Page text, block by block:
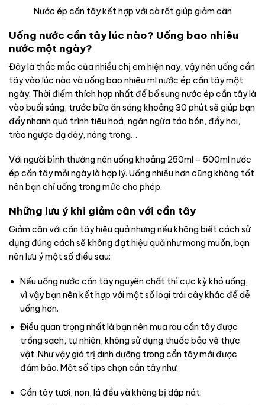
Nước ép cần tây kết hợp với cà rốt giúp giảm cân
Uống nước cần tây lúc nào? Uống bao nhiêu
nước một ngày?
Đây là thắc mắc của nhiều chị em hiện nay, vậy nên uống cần
tây vào lúc nào và uống bao nhiêu ml nước ép cần tây một
ngày. Thời điểm thích hợp nhất để bổ sung nước ép cần tây là
vào buổi sáng, trước bữa ăn sáng khoảng 30 phút sẽ giúp bạn
đẩy nhanh quá trình tiêu hoá, ngăn ngừa táo bón, đầy hơi,
trào ngược dạ dày, nóng trong…
Với người bình thường nên uống khoảng 250ml – 500ml nước
ép cần tây mỗi ngày là hợp lý. Uống nhiều hơn cũng không tốt
nên bạn chỉ uống trong mức cho phép.
Những lưu ý khi giảm cân với cần tây
Giảm cân với cần tây hiệu quả nhưng nếu không biết cách sử
dụng đúng cách sẽ không đạt hiệu quả như mong muốn, bạn
nên lưu ý một số điều sau:
Nếu uống nước cần tây nguyên chất thì cực kỳ khó uống,
vì vậy bạn nên kết hợp với một số loại trái cây khác để dễ
uống hơn.
Điều quan trọng nhất là bạn nên mua rau cần tây được
trồng sạch, tự nhiên, không sử dụng thuốc bảo vệ thực
vật. Như vậy giá trị dinh dưỡng trong cần tây mới được
đảm bảo. Một số tips chọn cần tây như:
Cần tây tươi, non, lá đều và không bị dập nát.